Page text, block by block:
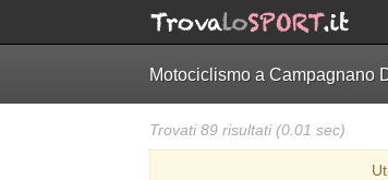
Motociclismo a Campagnano
Trovati 89 risultati (0.01 sec)